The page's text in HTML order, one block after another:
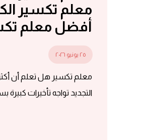
معلم تكسير
أفضل معلم
٢٥ يونيو ٢٠٢٦
التجديد تواجه تأخيرات